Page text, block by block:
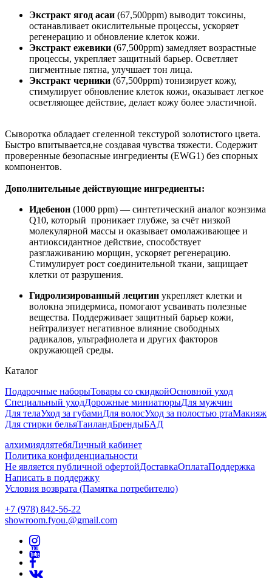
Экстракт ягод асаи (67,500ppm) выводит токсины,
останавливает окислительные процессы, ускоряет
регенерацию и обновление клеток кожи.
Экстракт ежевики (67,500ppm) замедляет возрастные
процессы, укрепляет защитный барьер. Осветляет
пигментные пятна, улучшает тон лица.
Экстракт черники (67,500ppm) тонизирует кожу,
стимулирует обновление клеток кожи, оказывает легкое
осветляющее действие, делает кожу более эластичной.
Сыворотка обладает сгеленной текстурой золотистого цвета.
Быстро впитывается,не создавая чувства тяжести. Содержит
проверенные безопасные ингредиенты (EWG1) без спорных
компонентов.
Дополнительные действующие ингредиенты:
Идебенон (1000 ppm) — синтетический аналог коэнзима
Q10, который проникает глубже, за счёт низкой
молекулярной массы и оказывает омолаживающее и
антиоксидантное действие, способствует
разглаживанию морщин, ускоряет регенерацию.
Стимулирует рост соединительной ткани, защищает
клетки от разрушения.
Гидролизированный лецитин укрепляет клетки и
волокна эпидермиса, помогают усваивать полезные
вещества. Поддерживает защитный барьер кожи,
нейтрализует негативное влияние свободных
радикалов, ультрафиолета и других факторов
окружающей среды.
Каталог
Подарочные наборыТовары со скидкойОсновной уход
Специальный уходДорожные миниатюрыДля мужчин
Для телаУход за губамиДля волосУход за полостью ртаМакияж
Для стирки бельяТаиландБрендыБАД
алхимиядлятебяЛичный кабинет
Политика конфиденциальности
Не является публичной офертойДоставкаОплатаПоддержка
Написать в поддержку
Условия возврата (Памятка потребителю)
+7 (978) 842-56-22
showroom.fyou.@gmail.com